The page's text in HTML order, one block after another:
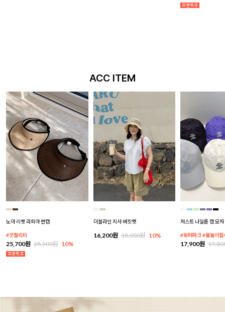
ACC ITEM
노아 리벳 라피아 썬캡
#굿퀄리티
25,700원 28,500원 10%
더블라인 지사 버킷햇
16,200원 18,000원 10%
저스트 나일론 캡 모자
#워터파크 #물놀이필
17,900원